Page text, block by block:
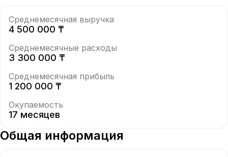
Среднемесячная выручка
4 500 000 ₸
Среднемесячные расходы
3 300 000 ₸
Среднемесячная прибыль
1 200 000 ₸
Окупаемость
17 месяцев
Общая информация